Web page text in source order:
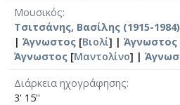
Μουσικός
Τσιτσάνης, Βασίλης (1915-1984)
| Άγνωστος [Βιολί] | Άγνωστος
Άγνωστος [Μαντολίνο] |
Διάρκεια ηχογράφησης
3' 15''